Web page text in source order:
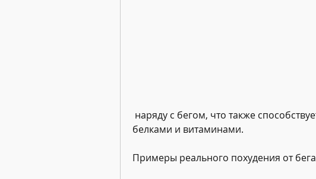
белками и витаминами.
Примеры реального похудения от бега